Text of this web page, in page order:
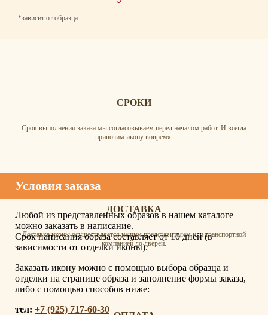
*зависит от образца
СРОКИ
Срок выполнения заказа мы согласовываем перед началом работ. И всегда
привозим икону вовремя.
ДОСТАВКА
Доставка иконы осуществляется нашим представителем или транспортной
компанией до дверей.
Условия заказа
Любой из представленных образов в нашем каталоге
можно заказать в написание.
Срок написания образа составляет от 10 дней (в
зависимости от отделки иконы).
Заказать икону можно с помощью выбора образца и
отделки на странице образа и заполнение формы заказа,
либо с помощью способов ниже:
тел: +7 (925) 717-60-30